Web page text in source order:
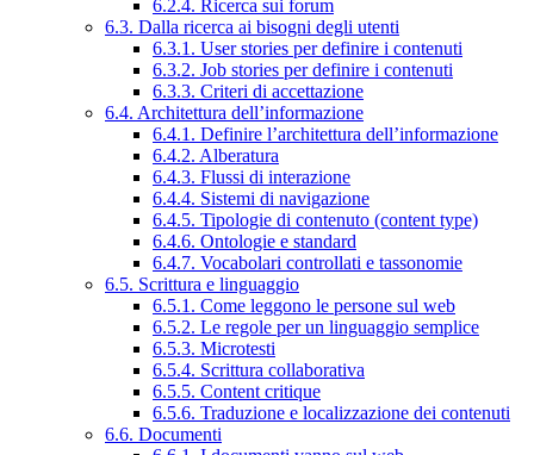
6.2.4. Ricerca sui forum
6.3. Dalla ricerca ai bisogni degli utenti
6.3.1. User stories per definire i contenuti
6.3.2. Job stories per definire i contenuti
6.3.3. Criteri di accettazione
6.4. Architettura dell’informazione
6.4.1. Definire l’architettura dell’informazione
6.4.2. Alberatura
6.4.3. Flussi di interazione
6.4.4. Sistemi di navigazione
6.4.5. Tipologie di contenuto (content type)
6.4.6. Ontologie e standard
6.4.7. Vocabolari controllati e tassonomie
6.5. Scrittura e linguaggio
6.5.1. Come leggono le persone sul web
6.5.2. Le regole per un linguaggio semplice
6.5.3. Microtesti
6.5.4. Scrittura collaborativa
6.5.5. Content critique
6.5.6. Traduzione e localizzazione dei contenuti
6.6. Documenti